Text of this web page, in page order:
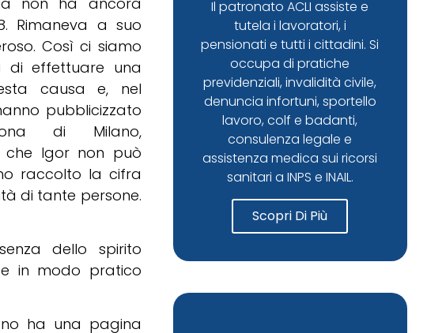
Rimaneva a suo
Così ci siamo
di effettuare una
causa e, nel
pubblicizzato
di Milano,
Igor non può
raccolto la cifra
di tante persone.
dello spirito
in modo pratico
ha una pagina
Il patronato ACLI assiste e
tutela i lavoratori, i
pensionati e tutti i cittadini. Si
occupa di pratiche
previdenziali, invalidità civile,
denuncia infortuni, sportello
lavoro, colf e badanti,
consulenza legale e
assistenza medica sui ricorsi
sanitari a INPS e INAIL.
Scopri Di Più